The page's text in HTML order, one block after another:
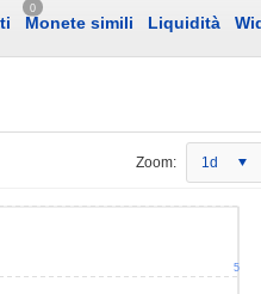
0
Monete simili Liquidità
Zoom: 1d
5